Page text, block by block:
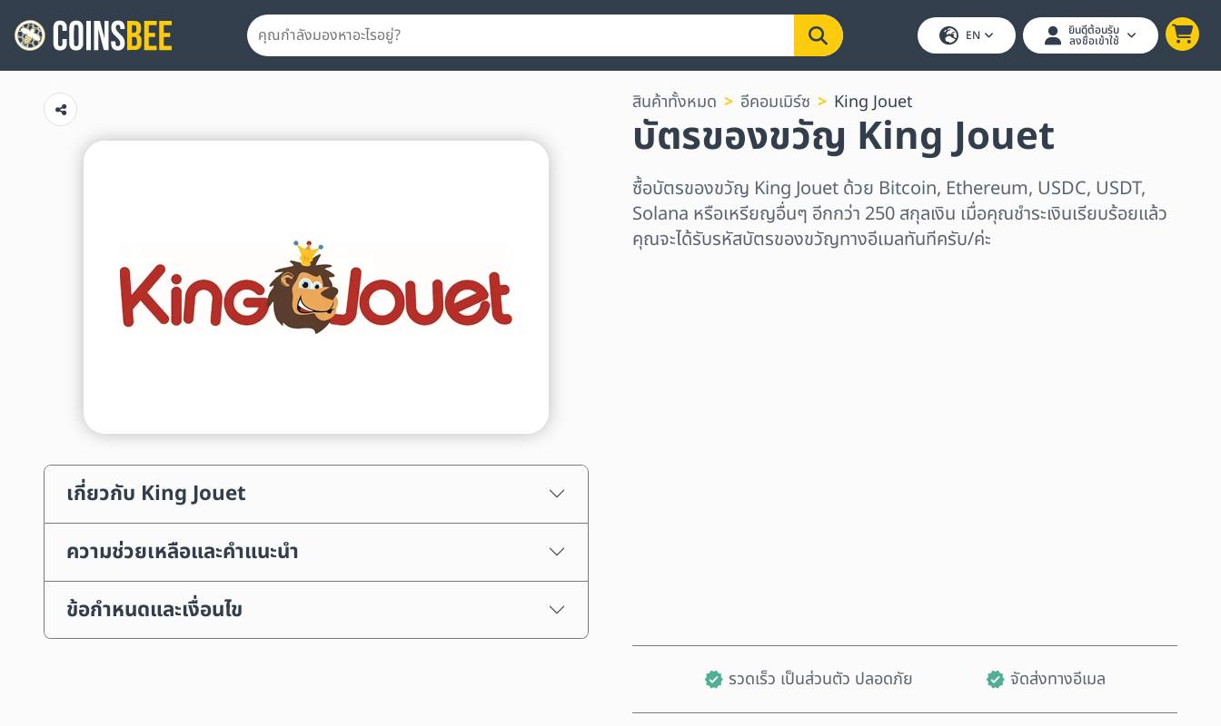
EN ยินดีต้อนรับ
ลงชื่อเข้าใช้
เกี่ยวกับ King Jouet
ความช่วยเหลือและคำแนะนำ
ข้อกำหนดและเงื่อนไข
สินค้าทั้งหมด อีคอมเมิร์ซ King Jouet
บัตรของขวัญ King Jouet
ซื้อบัตรของขวัญ King Jouet ด้วย Bitcoin, Ethereum, USDC, USDT,
Solana หรือเหรียญอื่นๆ อีกกว่า 250 สกุลเงิน เมื่อคุณชำระเงินเรียบร้อยแล้ว
คุณจะได้รับรหัสบัตรของขวัญทางอีเมลทันทีครับ/ค่ะ
รวดเร็ว เป็นส่วนตัว ปลอดภัย จัดส่งทางอีเมล